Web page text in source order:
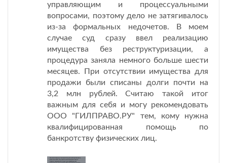
управляющим и процессуальными
вопросами, поэтому дело не затягивалось
из-за формальных недочетов. В моем
случае суд сразу ввел реализацию
имущества без реструктуризации, а
процедура заняла немного больше шести
месяцев. При отсутствии имущества для
продажи были списаны долги почти на
3,2 млн рублей. Считаю такой итог
важным для себя и могу рекомендовать
ООО "ГИЛПРАВО.РУ" тем, кому нужна
квалифицированная помощь по
банкротству физических лиц.